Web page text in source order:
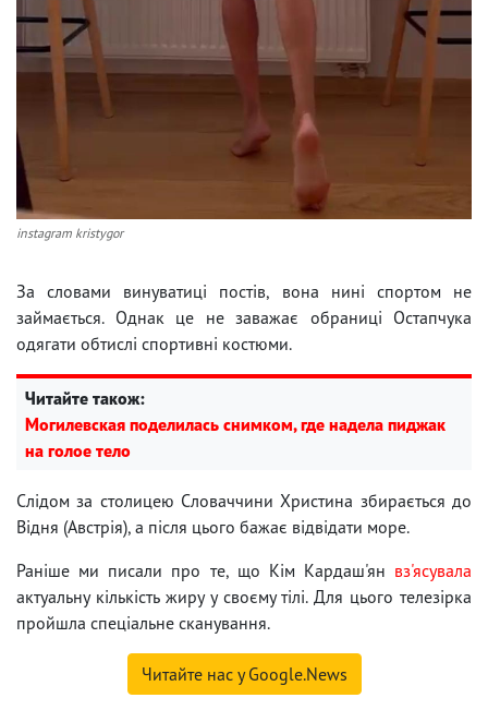
instagram kristygor
За словами винуватиці постів, вона нині спортом не
займається. Однак це не заважає обраниці Остапчука
одягати обтислі спортивні костюми.
Читайте також:
Могилевская поделилась снимком, где надела пиджак
на голое тело
Слідом за столицею Словаччини Христина збирається до
Відня (Австрія), а після цього бажає відвідати море.
Раніше ми писали про те, що Кім Кардаш'ян вз'ясувала
актуальну кількість жиру у своєму тілі. Для цього телезірка
пройшла спеціальне сканування.
Читайте нас у Google.News